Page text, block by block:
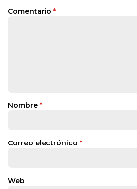
Comentario *
Nombre *
Correo electrónico *
Web